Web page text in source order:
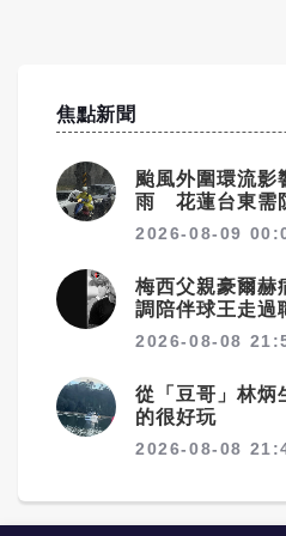
焦點新聞
颱風外圍環流影
雨 花蓮台東需
2026-08-09
梅西父親豪爾
調陪伴球王走過
2026-08-08
從「豆哥」林炳
的很好玩
2026-08-08